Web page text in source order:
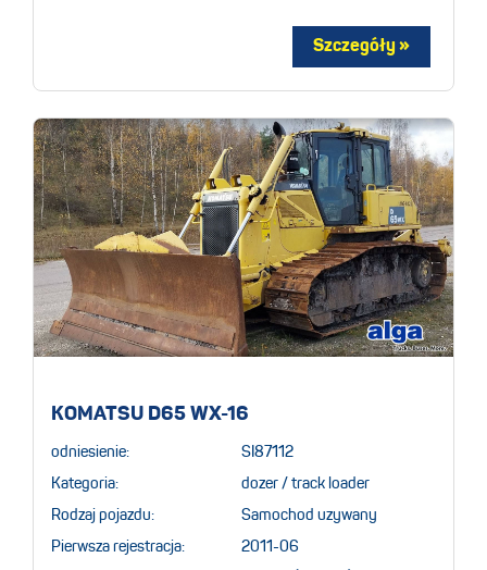
KOMATSU D65 WX-16
odniesienie: SI87112
Kategoria: dozer / track loader
Rodzaj pojazdu: Samochod uzywany
Pierwsza rejestracja: 2011-06